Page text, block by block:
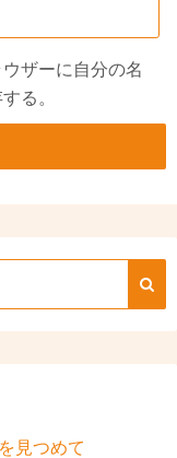
ザーに自分の名
る。
見つめて